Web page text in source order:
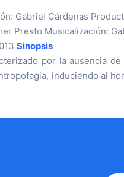
Gabriel Cárdenas
Presto Musicalización:
Sinopsis
por la ausencia
induciendo al